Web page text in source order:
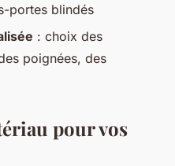
portes blindés
: choix des
poignées, des
pour vos